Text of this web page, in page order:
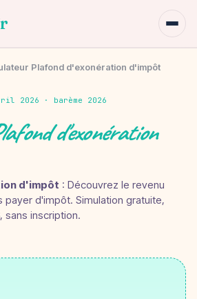
Plafond d'exonération d'impôt
2026 · barème 2026
d'exonération
d'impôt : Découvrez le revenu
payer d'impôt. Simulation gratuite,
sans inscription.